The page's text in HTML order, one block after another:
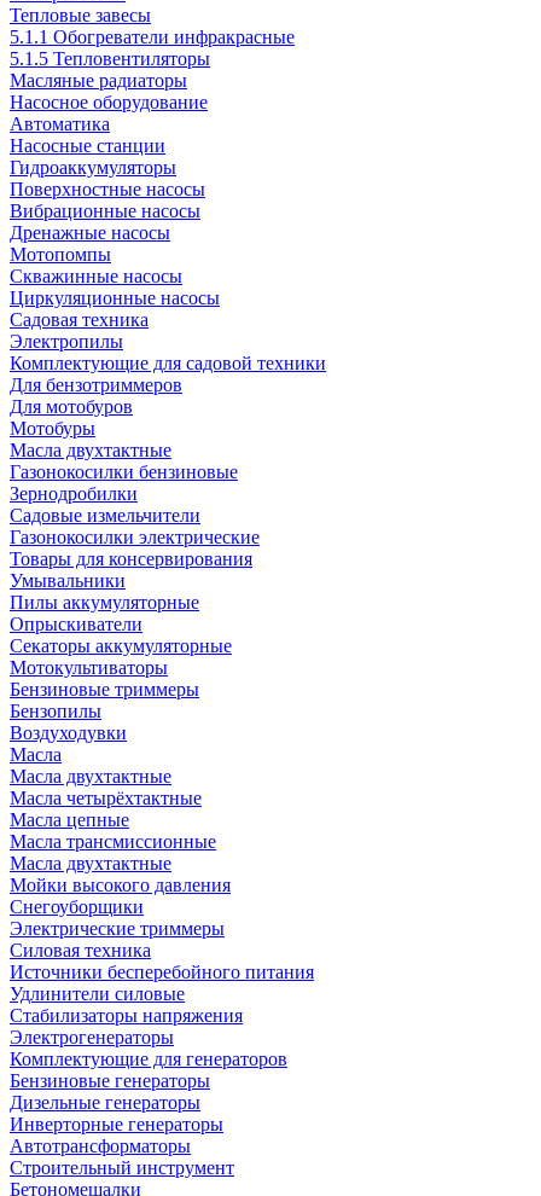
Тепловые завесы
5.1.1 Обогреватели инфракрасные
5.1.5 Тепловентиляторы
Масляные радиаторы
Насосное оборудование
Автоматика
Насосные станции
Гидроаккумуляторы
Поверхностные насосы
Вибрационные насосы
Дренажные насосы
Мотопомпы
Скважинные насосы
Циркуляционные насосы
Садовая техника
Электропилы
Комплектующие для садовой техники
Для бензотриммеров
Для мотобуров
Мотобуры
Масла двухтактные
Газонокосилки бензиновые
Зернодробилки
Садовые измельчители
Газонокосилки электрические
Товары для консервирования
Умывальники
Пилы аккумуляторные
Опрыскиватели
Секаторы аккумуляторные
Мотокультиваторы
Бензиновые триммеры
Бензопилы
Воздуходувки
Масла
Масла двухтактные
Масла четырёхтактные
Масла цепные
Масла трансмиссионные
Масла двухтактные
Мойки высокого давления
Снегоуборщики
Электрические триммеры
Силовая техника
Источники бесперебойного питания
Удлинители силовые
Стабилизаторы напряжения
Электрогенераторы
Комплектующие для генераторов
Бензиновые генераторы
Дизельные генераторы
Инверторные генераторы
Автотрансформаторы
Строительный инструмент
Бетономешалки